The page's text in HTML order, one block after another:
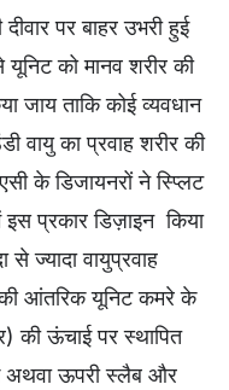
पर बाहर उभरी हुई
को मानव शरीर की
जाय ताकि कोई व्यवधान
वायु का प्रवाह शरीर की
के डिजायनरों ने स्प्लिट
प्रकार डिज़ाइन किया
ज्यादा वायुप्रवाह
आंतरिक यूनिट कमरे के
की ऊंचाई पर स्थापित
अथवा ऊपरी स्लैब और